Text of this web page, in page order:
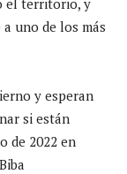
uno de los más
y esperan
si están
de 2022 en